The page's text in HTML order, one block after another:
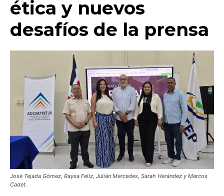
ética y nuevos
desafíos de la prensa
José Tejada Gómez, Raysa Feliz, Julián Mercedes, Sarah Herández y Marcos
Cadet.